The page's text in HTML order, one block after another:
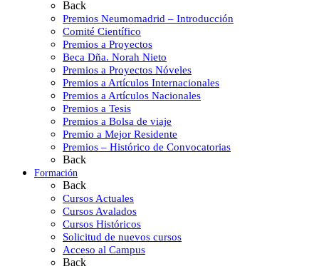
Back
Premios Neumomadrid – Introducción
Comité Científico
Premios a Proyectos
Beca Dña. Norah Nieto
Premios a Proyectos Nóveles
Premios a Artículos Internacionales
Premios a Artículos Nacionales
Premios a Tesis
Premios a Bolsa de viaje
Premio a Mejor Residente
Premios – Histórico de Convocatorias
Back
Formación
Back
Cursos Actuales
Cursos Avalados
Cursos Históricos
Solicitud de nuevos cursos
Acceso al Campus
Back